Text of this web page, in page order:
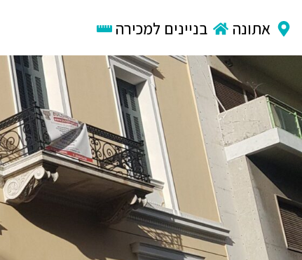
אתונה בניינים למכירה